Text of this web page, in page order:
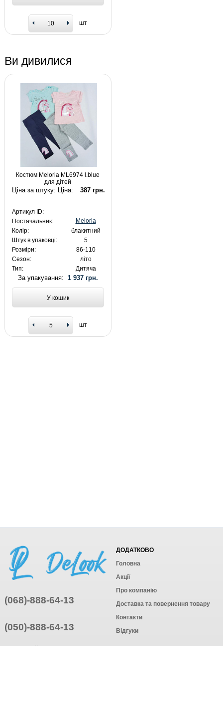
шт
Ви дивилися
Костюм Meloria ML6974 l.blue
для дітей
Ціна за штуку: Ціна: 387 грн.
Артикул ID:
Постачальник:
Meloria
Колір:
блакитний
Штук в упаковці:
5
Розміри:
86-110
Сезон:
літо
Тип:
Дитяча
За упакування: 1 937 грн.
У кошик
шт
(068)-888-64-13
(050)-888-64-13
ДОДАТКОВО
Головна
Акції
Про компанію
Доставка та повернення товару
Контакти
Відгуки